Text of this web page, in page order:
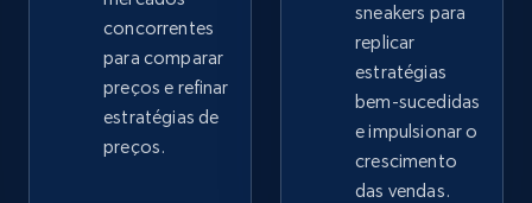
eBay - Collect products from shops on eBay
URL, Product id, Title, Seller name, Seller rating,
Seller reviews, Breadcrumbs, Root category, and
concorrentes
para comparar
preços e refinar
estratégias de
preços.
sneakers para
replicar
estratégias
bem-sucedidas
e impulsionar o
crescimento
das vendas.